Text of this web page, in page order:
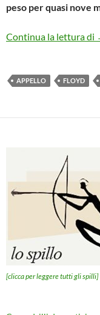
peso per quasi nove
Continua la lettura di
APPELLO FLOYD
[clicca per leggere tutti gli spilli]